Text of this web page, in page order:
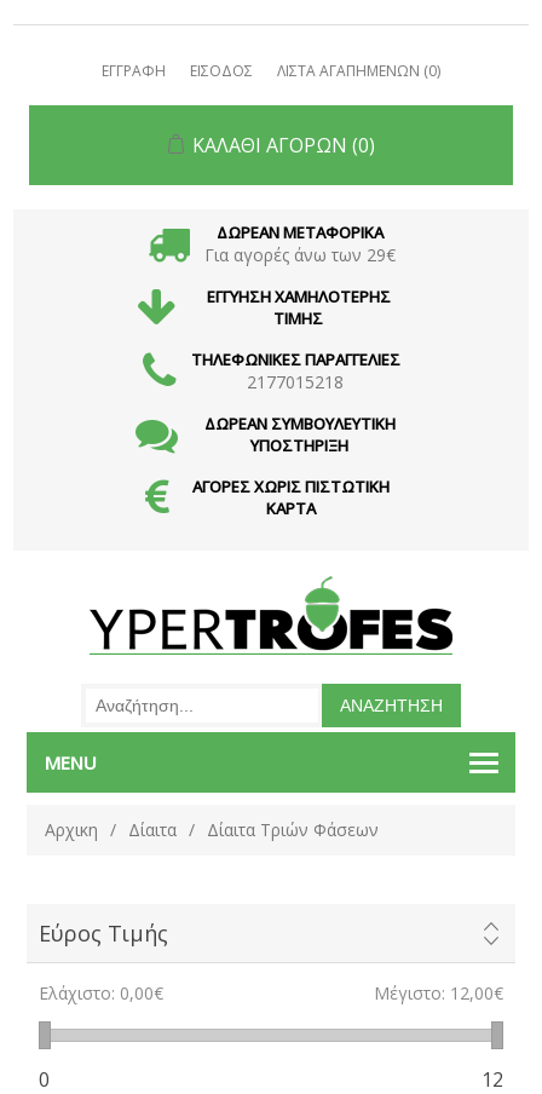
ΕΓΓΡΑΦΗ ΕΙΣΟΔΟΣ ΛΙΣΤΑ ΑΓΑΠΗΜΕΝΩΝ (0)
ΚΑΛΑΘΙ ΑΓΟΡΩΝ (0)
ΔΩΡΕΑΝ ΜΕΤΑΦΟΡΙΚΑ
Για αγορές άνω των 29€
ΕΓΓΥΗΣΗ ΧΑΜΗΛΟΤΕΡΗΣ
ΤΙΜΗΣ
ΤΗΛΕΦΩΝΙΚΕΣ ΠΑΡΑΓΓΕΛΙΕΣ
2177015218
ΔΩΡΕΑΝ ΣΥΜΒΟΥΛΕΥΤΙΚΗ
ΥΠΟΣΤΗΡΙΞΗ
ΑΓΟΡΕΣ ΧΩΡΙΣ ΠΙΣΤΩΤΙΚΗ
ΚΑΡΤΑ
MENU
Αρχικη / Δίαιτα / Δίαιτα Τριών Φάσεων
Εύρος Τιμής
Ελάχιστο: 0,00€ Μέγιστο: 12,00€
0 12